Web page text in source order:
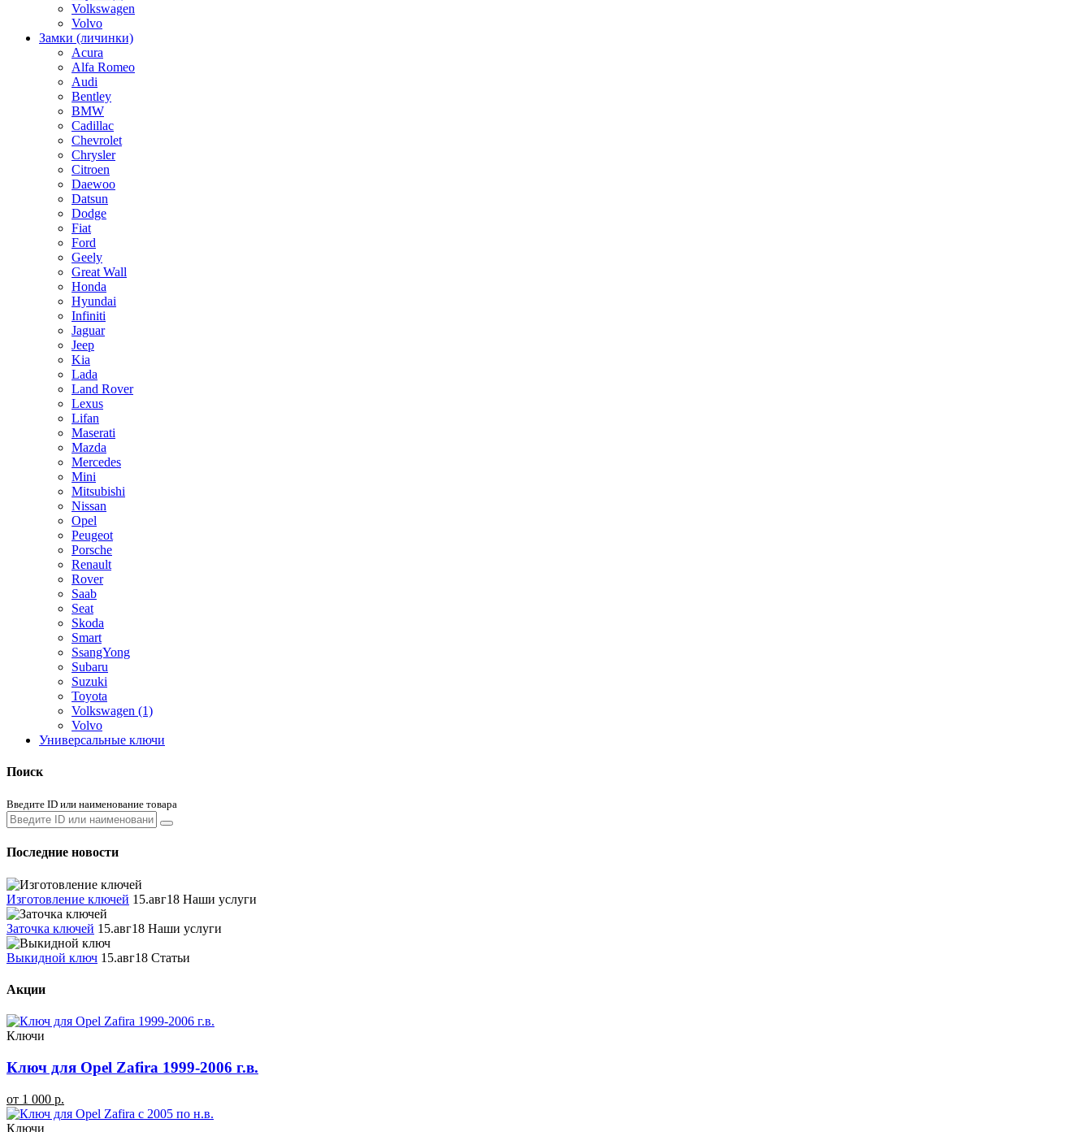
Volkswagen
Volvo
Замки (личинки)
Acura
Alfa Romeo
Audi
Bentley
BMW
Cadillac
Chevrolet
Chrysler
Citroen
Daewoo
Datsun
Dodge
Fiat
Ford
Geely
Great Wall
Honda
Hyundai
Infiniti
Jaguar
Jeep
Kia
Lada
Land Rover
Lexus
Lifan
Maserati
Mazda
Mercedes
Mini
Mitsubishi
Nissan
Opel
Peugeot
Porsche
Renault
Rover
Saab
Seat
Skoda
Smart
SsangYong
Subaru
Suzuki
Toyota
Volkswagen (1)
Volvo
Универсальные ключи
Поиск
Введите ID или наименование товара
Последние новости
Изготовление ключей 15.авг18 Наши услуги
Заточка ключей 15.авг18 Наши услуги
Выкидной ключ 15.авг18 Статьи
Акции
Ключи
Ключ для Opel Zafira 1999-2006 г.в.
от 1 000 р.
Ключи